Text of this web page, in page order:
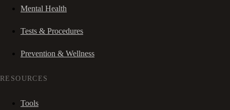
Mental Health
Tests & Procedures
Prevention & Wellness
RESOURCES
Tools